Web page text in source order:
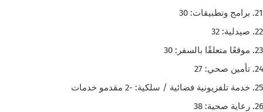
برامج وتطبيقات: 30
صيدلية: 32
موقعًا متعلقًا بالسفر: 30
تأمين صحي: 27
خدمة تلفزيونية فضائية / سلكية: -2 مقدمو خدمات
رعاية صحية: 38